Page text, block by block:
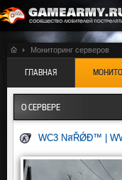
Мониторинг серверов
ГЛАВНАЯ
О СЕРВЕРЕ
WC3 NสŘǾĐ™ |